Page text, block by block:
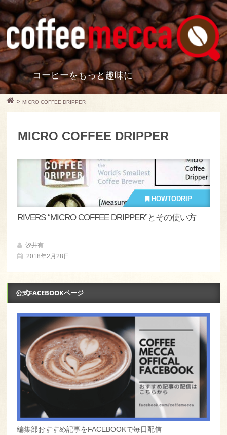
コーヒーをもっと趣味に
>MICRO COFFEE DRIPPER
MICRO COFFEE DRIPPER
HOWTODRIP
RIVERS “MICRO COFFEE DRIPPER”とその使い方
汐井有
2018年2月28日
公式FACEBOOKページ
編集部おすすめ記事をFACEBOOKで毎日配信